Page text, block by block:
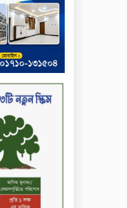
শীর্ষে উঠে
ইন্স্যুরেন্স
দরবৃদ্ধির
দুই বাসের
জন নিহত